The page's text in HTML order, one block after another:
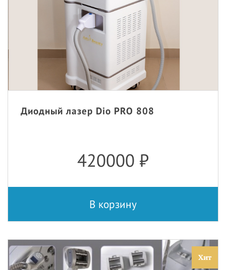
Диодный лазер Dio PRO 808
420000 ₽
В корзину
Хит